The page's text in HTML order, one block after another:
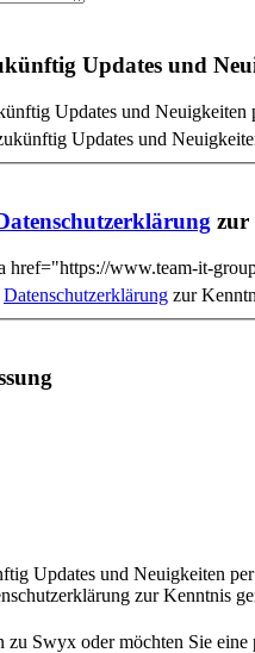
Updates und
Updates und Neuigkeiten
Updates und
zur
href="https://www.team-it-
Datenschutzerklärung zur
Updates und Neuigkeiten
zur Kenntnis
zu Swyx oder möchten Sie eine